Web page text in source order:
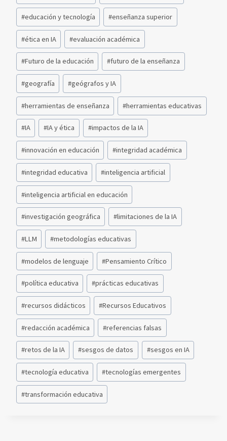
#educación y tecnología #enseñanza superior
#ética en IA #evaluación académica
#Futuro de la educación #futuro de la enseñanza
#geografía #geógrafos y IA
#herramientas de enseñanza #herramientas educativas
#IA #IA y ética #impactos de la IA
#innovación en educación #integridad académica
#integridad educativa #inteligencia artificial
#inteligencia artificial en educación
#investigación geográfica #limitaciones de la IA
#LLM #metodologías educativas
#modelos de lenguaje #Pensamiento Crítico
#política educativa #prácticas educativas
#recursos didácticos #Recursos Educativos
#redacción académica #referencias falsas
#retos de la IA #sesgos de datos #sesgos en IA
#tecnología educativa #tecnologías emergentes
#transformación educativa